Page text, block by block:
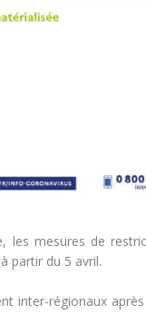
les mesures de
partir du 5 avril.
inter-régionaux